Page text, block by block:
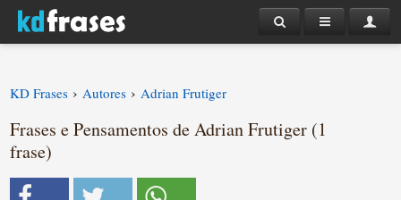
KD Frases › Autores › Adrian Frutiger
Frases e Pensamentos de Adrian Frutiger (1
frase)